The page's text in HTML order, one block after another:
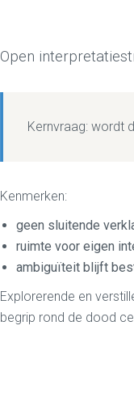
Open
Kernvraag: wordt
Kenmerken:
geen sluitende
ruimte voor eigen
ambiguïteit blijft
Explorerende en
begrip rond de dood